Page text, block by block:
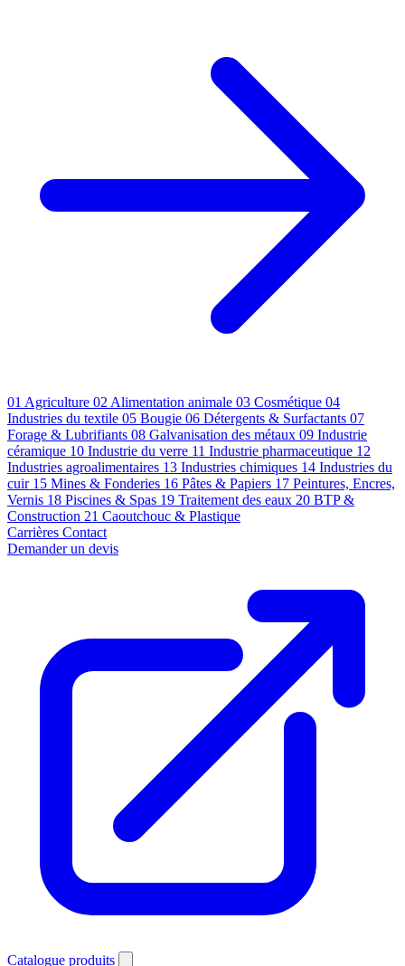
01 Agriculture 02 Alimentation animale 03 Cosmétique 04
Industries du textile 05 Bougie 06 Détergents & Surfactants 07
Forage & Lubrifiants 08 Galvanisation des métaux 09 Industrie
céramique 10 Industrie du verre 11 Industrie pharmaceutique 12
Industries agroalimentaires 13 Industries chimiques 14 Industries du
cuir 15 Mines & Fonderies 16 Pâtes & Papiers 17 Peintures, Encres,
Vernis 18 Piscines & Spas 19 Traitement des eaux 20 BTP &
Construction 21 Caoutchouc & Plastique
Carrières Contact
Demander un devis
Catalogue produits